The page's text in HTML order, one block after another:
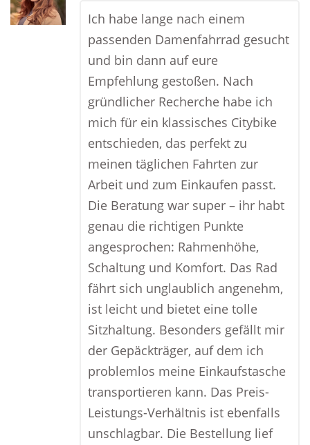
Ich habe lange nach einem
passenden Damenfahrrad gesucht
und bin dann auf eure
Empfehlung gestoßen. Nach
gründlicher Recherche habe ich
mich für ein klassisches Citybike
entschieden, das perfekt zu
meinen täglichen Fahrten zur
Arbeit und zum Einkaufen passt.
Die Beratung war super – ihr habt
genau die richtigen Punkte
angesprochen: Rahmenhöhe,
Schaltung und Komfort. Das Rad
fährt sich unglaublich angenehm,
ist leicht und bietet eine tolle
Sitzhaltung. Besonders gefällt mir
der Gepäckträger, auf dem ich
problemlos meine Einkaufstasche
transportieren kann. Das Preis-
Leistungs-Verhältnis ist ebenfalls
unschlagbar. Die Bestellung lief